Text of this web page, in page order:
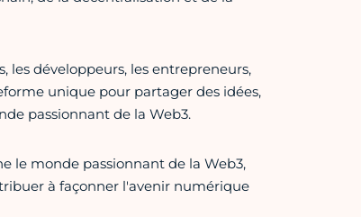
les développeurs, les entrepreneurs,
unique pour partager des idées,
passionnant de la Web3.
le monde passionnant de la Web3,
à façonner l'avenir numérique